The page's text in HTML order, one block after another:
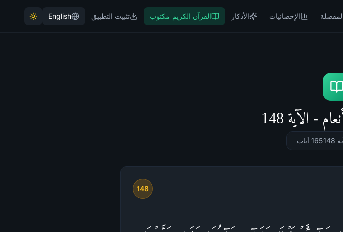
الإحصائيات الأذكار القرآن الكريم مكتوب تثبيت التطبيق English
- الآية 148
165 آيات
148